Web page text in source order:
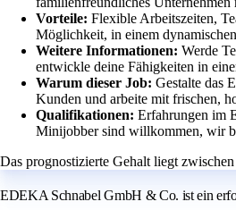
Vorteile: Flexible Arbeitszeiten,
Möglichkeit, in einem
Weitere Informationen: Werde
entwickle deine Fähigkeiten in
Warum dieser Job: Gestalte das
Kunden und arbeite mit frischen,
Qualifikationen: Erfahrungen im
Minijobber sind willkommen, wir
Das prognostizierte Gehalt liegt
EDEKA Schnabel GmbH & Co. ist ein